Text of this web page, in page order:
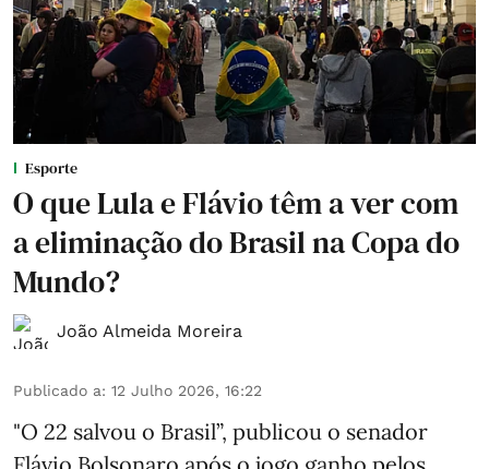
Esporte
O que Lula e Flávio têm a ver com
a eliminação do Brasil na Copa do
Mundo?
João Almeida Moreira
Publicado a: 12 Julho 2026, 16:22
"O 22 salvou o Brasil”, publicou o senador